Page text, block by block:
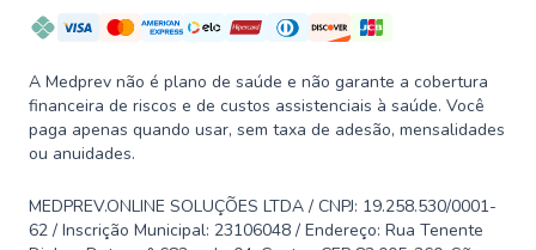
A Medprev não é plano de saúde e não garante a cobertura
financeira de riscos e de custos assistenciais à saúde. Você
paga apenas quando usar, sem taxa de adesão, mensalidades
ou anuidades.
MEDPREV.ONLINE SOLUÇÕES LTDA / CNPJ: 19.258.530/0001-
62 / Inscrição Municipal: 23106048 / Endereço: Rua Tenente